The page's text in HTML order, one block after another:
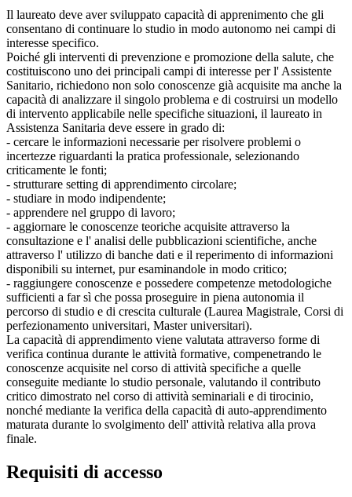
Il laureato deve aver sviluppato capacità di apprenimento che gli
consentano di continuare lo studio in modo autonomo nei campi di
interesse specifico.
Poiché gli interventi di prevenzione e promozione della salute, che
costituiscono uno dei principali campi di interesse per l' Assistente
Sanitario, richiedono non solo conoscenze già acquisite ma anche la
capacità di analizzare il singolo problema e di costruirsi un modello
di intervento applicabile nelle specifiche situazioni, il laureato in
Assistenza Sanitaria deve essere in grado di:
- cercare le informazioni necessarie per risolvere problemi o
incertezze riguardanti la pratica professionale, selezionando
criticamente le fonti;
- strutturare setting di apprendimento circolare;
- studiare in modo indipendente;
- apprendere nel gruppo di lavoro;
- aggiornare le conoscenze teoriche acquisite attraverso la
consultazione e l' analisi delle pubblicazioni scientifiche, anche
attraverso l' utilizzo di banche dati e il reperimento di informazioni
disponibili su internet, pur esaminandole in modo critico;
- raggiungere conoscenze e possedere competenze metodologiche
sufficienti a far sì che possa proseguire in piena autonomia il
percorso di studio e di crescita culturale (Laurea Magistrale, Corsi di
perfezionamento universitari, Master universitari).
La capacità di apprendimento viene valutata attraverso forme di
verifica continua durante le attività formative, compenetrando le
conoscenze acquisite nel corso di attività specifiche a quelle
conseguite mediante lo studio personale, valutando il contributo
critico dimostrato nel corso di attività seminariali e di tirocinio,
nonché mediante la verifica della capacità di auto-apprendimento
maturata durante lo svolgimento dell' attività relativa alla prova
finale.
Requisiti di accesso